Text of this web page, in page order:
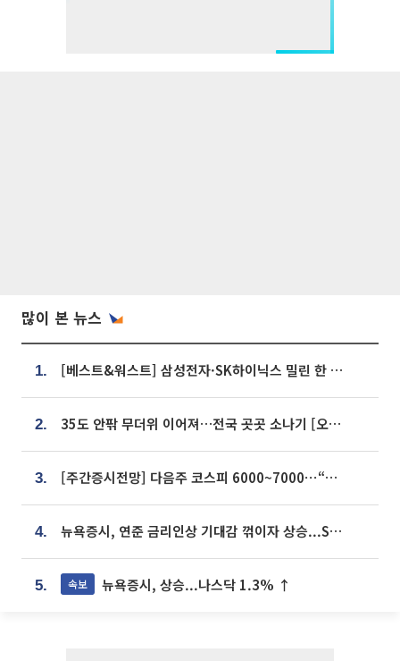
많이 본 뉴스
1. [베스트&워스트] 삼성전자·SK하이닉스 밀린 한 주…상상인증권은 85% 급등
2. 35도 안팎 무더위 이어져…전국 곳곳 소나기 [오늘 날씨]
3. [주간증시전망] 다음주 코스피 6000~7000⋯“外人 수급은 정책이 변수”
4. 뉴욕증시, 연준 금리인상 기대감 꺾이자 상승...S&P500 사상 최고치 [종합]
5. 속보 뉴욕증시, 상승...나스닥 1.3% ↑